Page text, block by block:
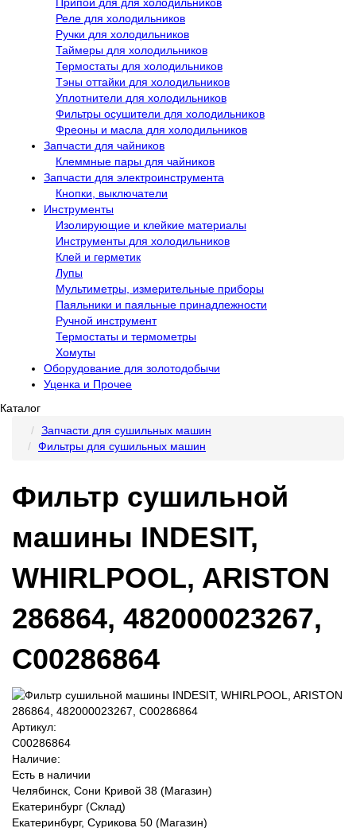
Реле для холодильников
Ручки для холодильников
Таймеры для холодильников
Термостаты для холодильников
Тэны оттайки для холодильников
Уплотнители для холодильников
Фильтры осушители для холодильников
Фреоны и масла для холодильников
Запчасти для чайников
Клеммные пары для чайников
Запчасти для электроинструмента
Кнопки, выключатели
Инструменты
Изолирующие и клейкие материалы
Инструменты для холодильников
Клей и герметик
Лупы
Мультиметры, измерительные приборы
Паяльники и паяльные принадлежности
Ручной инструмент
Термостаты и термометры
Хомуты
Оборудование для золотодобычи
Уценка и Прочее
Каталог
Запчасти для сушильных машин
Фильтры для сушильных машин
Фильтр сушильной
машины INDESIT,
WHIRLPOOL, ARISTON
286864, 482000023267,
C00286864
Артикул:
C00286864
Наличие:
Есть в наличии
Челябинск, Сони Кривой 38 (Магазин)
Екатеринбург (Склад)
Екатеринбург, Сурикова 50 (Магазин)